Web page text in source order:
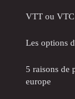
VTT ou
Les options
5 raisons de
europe